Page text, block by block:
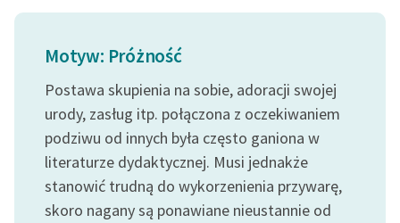
Motyw: Próżność
Postawa skupienia na sobie, adoracji swojej
urody, zasług itp. połączona z oczekiwaniem
podziwu od innych była często ganiona w
literaturze dydaktycznej. Musi jednakże
stanowić trudną do wykorzenienia przywarę,
skoro nagany są ponawiane nieustannie od